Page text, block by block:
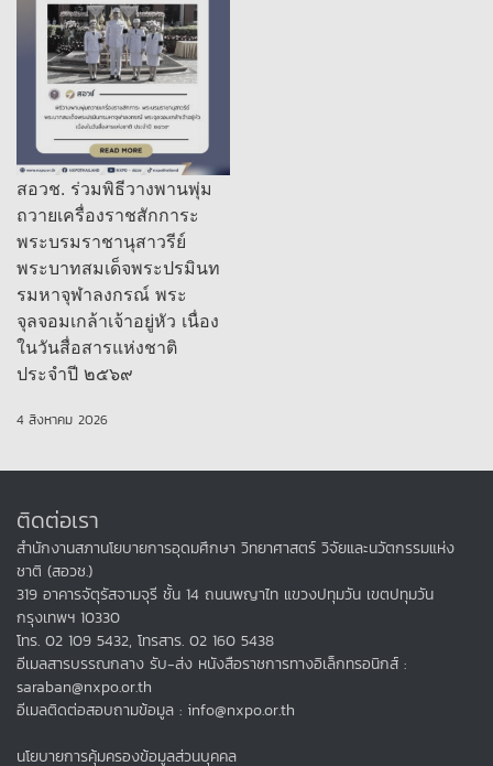
สอวช. ร่วมพิธีวางพานพุ่ม
ถวายเครื่องราชสักการะ
พระบรมราชานุสาวรีย์
พระบาทสมเด็จพระปรมินท
รมหาจุฬาลงกรณ์ พระ
จุลจอมเกล้าเจ้าอยู่หัว เนื่อง
ในวันสื่อสารแห่งชาติ
ประจำปี ๒๕๖๙
4 สิงหาคม 2026
ติดต่อเรา
สำนักงานสภานโยบายการอุดมศึกษา วิทยาศาสตร์ วิจัยและนวัตกรรมแห่ง
ชาติ (สอวช.)
319 อาคารจัตุรัสจามจุรี ชั้น 14 ถนนพญาไท แขวงปทุมวัน เขตปทุมวัน
กรุงเทพฯ 10330
โทร. 02 109 5432, โทรสาร. 02 160 5438
อีเมลสารบรรณกลาง รับ-ส่ง หนังสือราชการทางอิเล็กทรอนิกส์ :
saraban@nxpo.or.th
อีเมลติดต่อสอบถามข้อมูล : info@nxpo.or.th
นโยบายการคุ้มครองข้อมูลส่วนบุคคล